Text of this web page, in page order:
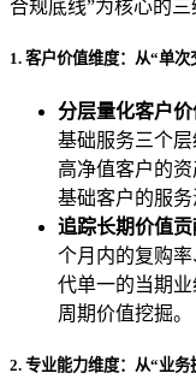
合规底线”为核心的三
1. 客户价值维度：从“单
分层量化客户价
基础服务三个层
高净值客户的
基础客户的服务
追踪长期价值贡
个月内的复购
代单一的当期
周期价值挖掘。
2. 专业能力维度：从“业务